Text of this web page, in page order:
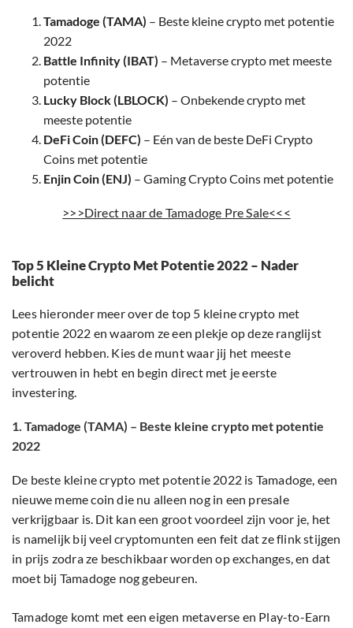
Tamadoge (TAMA) – Beste kleine crypto met potentie
2022
Battle Infinity (IBAT) – Metaverse crypto met meeste
potentie
Lucky Block (LBLOCK) – Onbekende crypto met
meeste potentie
DeFi Coin (DEFC) – Eén van de beste DeFi Crypto
Coins met potentie
Enjin Coin (ENJ) – Gaming Crypto Coins met potentie
>>>Direct naar de Tamadoge Pre Sale<<<
Top 5 Kleine Crypto Met Potentie 2022 – Nader
belicht
Lees hieronder meer over de top 5 kleine crypto met
potentie 2022 en waarom ze een plekje op deze ranglijst
veroverd hebben. Kies de munt waar jij het meeste
vertrouwen in hebt en begin direct met je eerste
investering.
1. Tamadoge (TAMA) – Beste kleine crypto met potentie
2022
De beste kleine crypto met potentie 2022 is Tamadoge, een
nieuwe meme coin die nu alleen nog in een presale
verkrijgbaar is. Dit kan een groot voordeel zijn voor je, het
is namelijk bij veel cryptomunten een feit dat ze flink stijgen
in prijs zodra ze beschikbaar worden op exchanges, en dat
moet bij Tamadoge nog gebeuren.
Tamadoge komt met een eigen metaverse en Play-to-Earn